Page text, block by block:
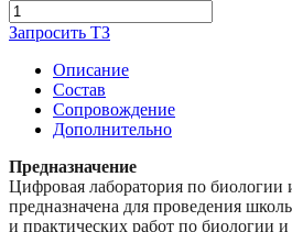
Запросить ТЗ
Описание
Состав
Сопровождение
Дополнительно
Предназначение
Цифровая лаборатория по биологии
предназначена для проведения
и практических работ по биологии